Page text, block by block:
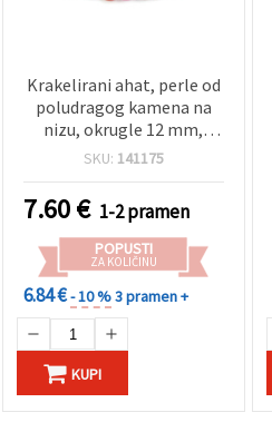
Krakelirani ahat, perle od
poludragog kamena na
nizu, okrugle 12 mm,
ciklama ružičasta, ~32
SKU: 141175
7.60€ 1-2 pramen
POPUSTI
ZA KOLIČINU
6.84 €- 10 %3 pramen +
KUPI